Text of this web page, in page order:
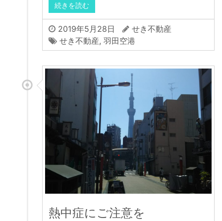
続きを読む
2019年5月28日
せき不動産
せき不動産, 羽田空港
熱中症にご注意を